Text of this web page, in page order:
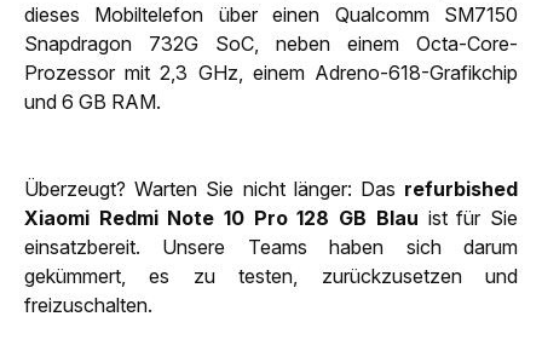
dieses Mobiltelefon über einen Qualcomm SM7150
Snapdragon 732G SoC, neben einem Octa-Core-
Prozessor mit 2,3 GHz, einem Adreno-618-Grafikchip
und 6 GB RAM.
Überzeugt? Warten Sie nicht länger: Das refurbished
Xiaomi Redmi Note 10 Pro 128 GB Blau ist für Sie
einsatzbereit. Unsere Teams haben sich darum
gekümmert, es zu testen, zurückzusetzen und
freizuschalten.